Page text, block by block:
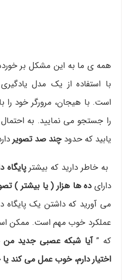
همه ی ما به این مشکل بر خورده
با استفاده از یک مدل
است. با هیجان، مرورگر خود را
را جستجو می نمایید. به
یابید که حدودچند صد تصویر
به خاطر دارید که بیشتر
دارایده ها هزار ( یا بیشتر )
می آورید که داشتن یک
عملکرد خوب مهم است. ممکن
که ”آیا شبکه عصبی جدید
اختیار دارم، خوب عمل می کند یا